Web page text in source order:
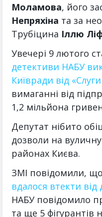
Моламова, його
Непряхіна та за
Трубіцина Іллю
Увечері 9 лютого
детективи НАБУ
Київради від
вимаганні від
1,2 мільйона
Депутат нібито
дозволи на
районах Києва.
ЗМІ повідомили, що
вдалося втекти від
НАБУ повідомило
та ще 5 фігурантів